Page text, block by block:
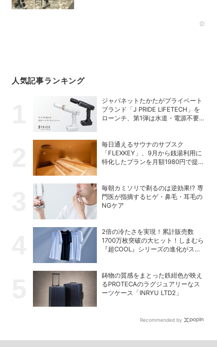
人気記事ランキング
ジャパネットたかたがプライベート
ブランド「J PRIDE LIFETECH」を
ローンチ、第1弾は水道・電源不要
毎日通えるサウナのサブスク
「FLEXKEY」、9月から銭湯利用に
特化したプランを月額1980円で提供
毎朝カミソリで剃るのは逆効果!? 専
門医が指摘するヒゲ・鼻毛・耳毛の
NGケア
2倍の冷たさを実現！累計販売数
1700万枚突破の大ヒット！しまむら
『超COOL』シリーズの進化がスゴ
鋳物の質感をまとった鉄紺色が映え
るPROTECAのラグジュアリーなス
ーツケース「INRYU LTD2」
Recommended by